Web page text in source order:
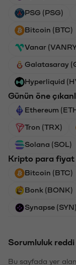
PSG (PSG)
Bitcoin (BTC)
Vanar
Galatasaray
Hyperliquid
Günün öne
Ethereum
Tron (TRX)
Solana (SOL)
Kripto para fiyat
Bitcoin (BTC)
Bonk (BONK)
Synapse (SYN)
Sorumluluk reddi
Bu sayfada yer